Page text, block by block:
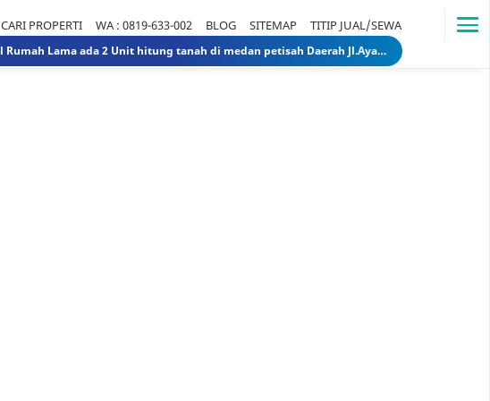
CARI PROPERTI WA : 0819-633-002 BLOG SITEMAP TITIP JUAL/SEWA
Dijual Rumah Lama ada 2 Unit hitung tanah di medan petisah Daerah Jl.Ayahanda masuk jl.batutulis 1.3 Miliar 1.5 Miliar rumahlamatanahdiayahanda